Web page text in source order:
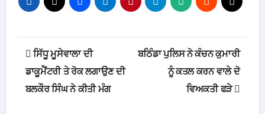
Post
navigation
ਸਿੱਧੂ ਮੂਸੇਵਾਲਾ ਦੀ
ਡਾਕੂਮੈਂਟਰੀ ਤੇ ਰੋਕ ਲਗਾਉਣ ਦੀ
ਬਲਕੌਰ ਸਿੰਘ ਨੇ ਕੀਤੀ ਮੰਗ
ਬਠਿੰਡਾ ਪੁਲਿਸ ਨੇ ਕੰਚਨ ਕੁਮਾਰੀ
ਨੂੰ ਕਤਲ ਕਰਨ ਵਾਲੇ ਦੋ
ਵਿਅਕਤੀ ਫੜੇ